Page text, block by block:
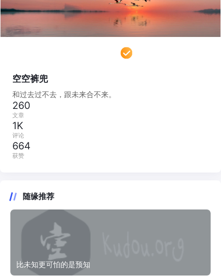
空空裤兜
和过去过不去，跟未来合不来。
260
文章
1K
评论
664
获赞
随缘推荐
比未知更可怕的是预知